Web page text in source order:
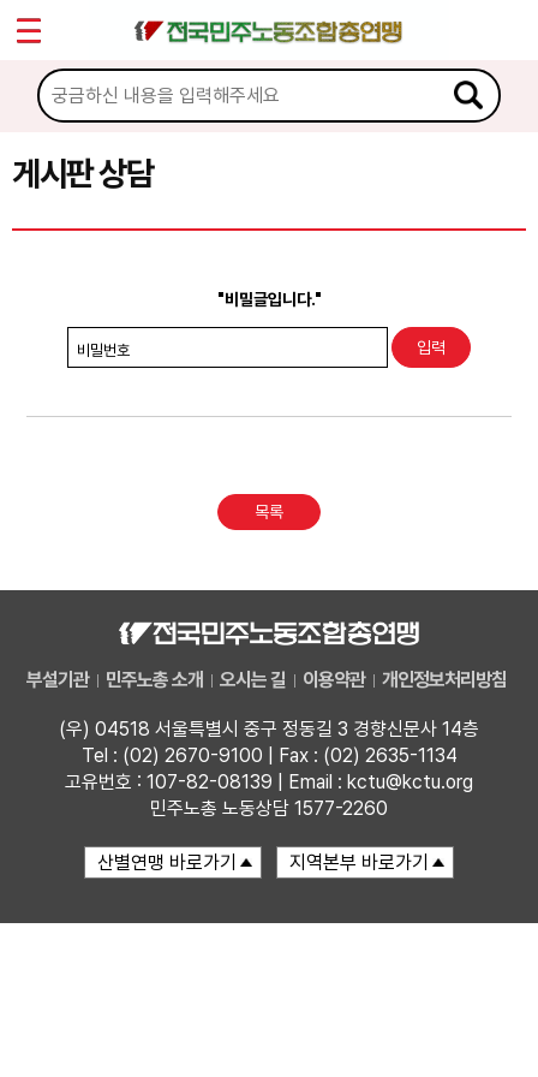
게시판 상담
"비밀글입니다."
비밀번호
목록
부설기관 민주노총 소개 오시는 길 이용약관 개인정보처리방침
(우) 04518 서울특별시 중구 정동길 3 경향신문사 14층
Tel : (02) 2670-9100 | Fax : (02) 2635-1134
고유번호 : 107-82-08139 | Email : kctu@kctu.org
민주노총 노동상담 1577-2260
마이페이지
소개
소식
노동상담
권리찾기수첩 검색
찾아보기
Sketchbook5, 스케치북5
Sketchbook5, 스케치북5